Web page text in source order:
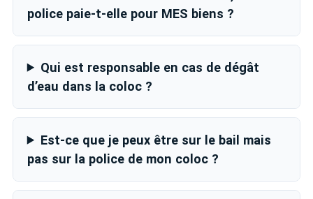
police paie-t-elle pour MES biens ?
Qui est responsable en cas de dégât
d’eau dans la coloc ?
Est-ce que je peux être sur le bail mais
pas sur la police de mon coloc ?